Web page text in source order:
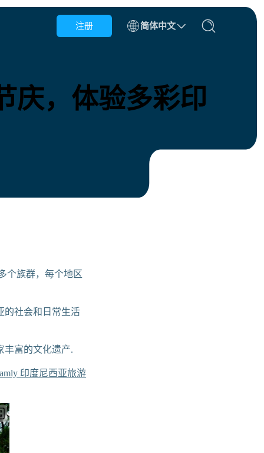
注册 简体中文
保加利亚 柬埔寨
厄瓜多尔
庆，体验多彩印
个族群，每个地区
的社会和日常生活
丰富的文化遗产.
印度尼西亚旅游